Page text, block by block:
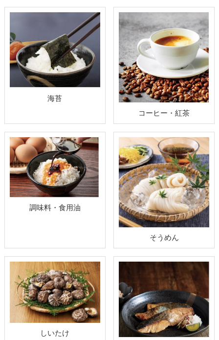
海苔
コーヒー・紅茶
調味料・食用油
そうめん
しいたけ